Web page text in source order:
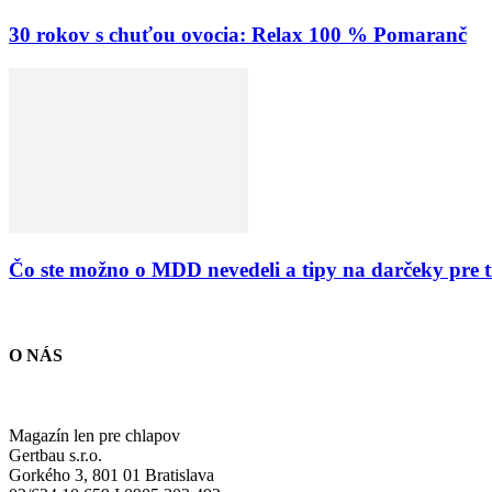
30 rokov s chuťou ovocia: Relax 100 % Pomaranč
Čo ste možno o MDD nevedeli a tipy na darčeky pre
O NÁS
Magazín len pre chlapov
Gertbau s.r.o.
Gorkého 3, 801 01 Bratislava